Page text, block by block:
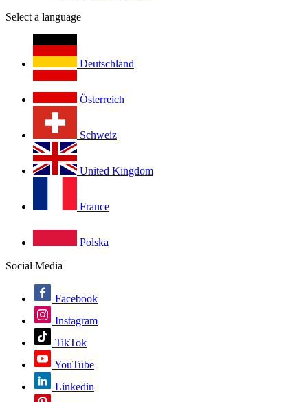
Select a language
Deutschland
Österreich
Schweiz
United Kingdom
France
Polska
Social Media
Facebook
Instagram
TikTok
YouTube
Linkedin